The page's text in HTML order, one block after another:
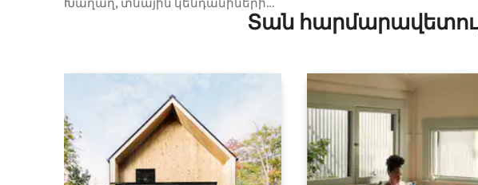
համար հարմար ֆերմերային տուն
Դենկանիկոտայի մոտակայքումՏան